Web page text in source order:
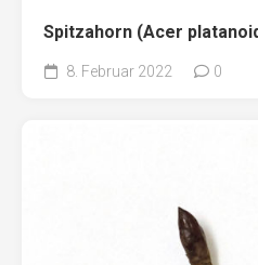
Spitzahorn (Acer
8. Februar 2022 0